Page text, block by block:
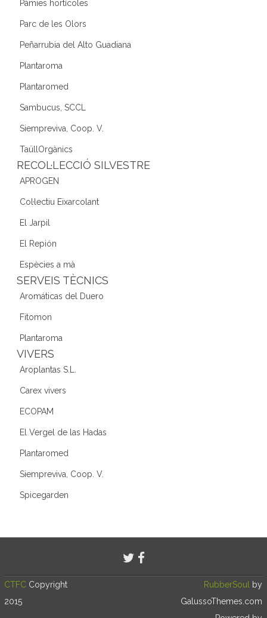
Pàmies hortícoles
Parc de les Olors
Peñarrubia del Alto Guadiana
Plantaroma
Plantaromed
Sambucus, SCCL
Siempreviva, Coop. V.
TaüllOrgànics
RECOL·LECCIÓ SILVESTRE
APROGEN
Col·lectiu Eixarcolant
El Jarpil
El Repión
Espècies a mà
SERVEIS TÈCNICS
Aromáticas del Duero
Fitomon
Plantaroma
VIVERS
Aroplantas S.L.
Carex vivers
ECOPAM
El Vergel de las Hadas
Plantaromed
Siempreviva, Coop. V.
Spicegarden
CTFC Copyright
2015
RubberSoul
by
GalussoThemes.com